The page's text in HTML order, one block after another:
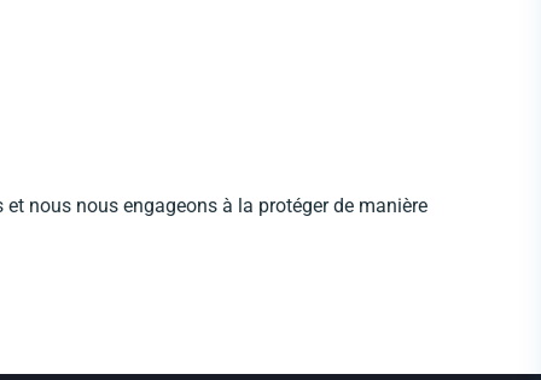
nous nous engageons à la protéger de manière